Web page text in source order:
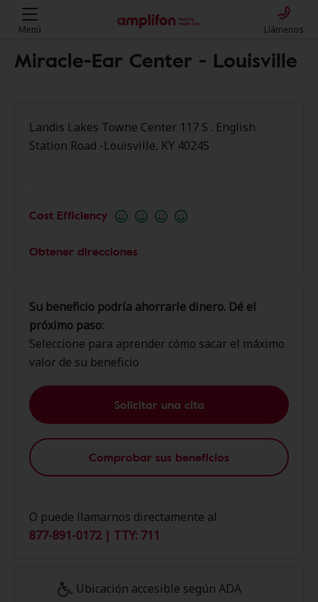
Menú Llámenos
Miracle-Ear Center - Louisville
Landis Lakes Towne Center 117 S . English
Station Road -Louisville, KY 40245
Cost Efficiency
Obtener direcciones
Su beneficio podría ahorrarle dinero. Dé el
próximo paso:
Seleccione para aprender cómo sacar el máximo
valor de su beneficio
Solicitar una cita
Comprobar sus beneficios
O puede llamarnos directamente al
877-891-0172 | TTY: 711
Ubicación accesible según ADA